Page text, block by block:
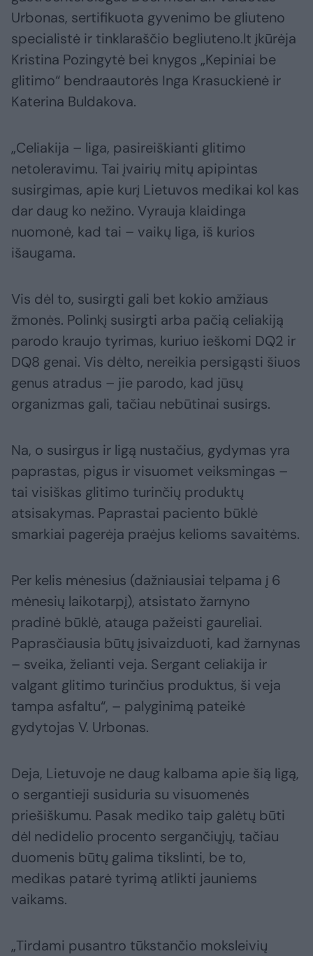
Urbonas, sertifikuota gyvenimo be gliuteno
specialistė ir tinklaraščio begliuteno.lt įkūrėja
Kristina Pozingytė bei knygos „Kepiniai be
glitimo“ bendraautorės Inga Krasuckienė ir
Katerina Buldakova.
„Celiakija – liga, pasireiškianti glitimo
netoleravimu. Tai įvairių mitų apipintas
susirgimas, apie kurį Lietuvos medikai kol kas
dar daug ko nežino. Vyrauja klaidinga
nuomonė, kad tai – vaikų liga, iš kurios
išaugama.
Vis dėl to, susirgti gali bet kokio amžiaus
žmonės. Polinkį susirgti arba pačią celiakiją
parodo kraujo tyrimas, kuriuo ieškomi DQ2 ir
DQ8 genai. Vis dėlto, nereikia persigąsti šiuos
genus atradus – jie parodo, kad jūsų
organizmas gali, tačiau nebūtinai susirgs.
Na, o susirgus ir ligą nustačius, gydymas yra
paprastas, pigus ir visuomet veiksmingas –
tai visiškas glitimo turinčių produktų
atsisakymas. Paprastai paciento būklė
smarkiai pagerėja praėjus kelioms savaitėms.
Per kelis mėnesius (dažniausiai telpama į 6
mėnesių laikotarpį), atsistato žarnyno
pradinė būklė, atauga pažeisti gaureliai.
Paprasčiausia būtų įsivaizduoti, kad žarnynas
– sveika, želianti veja. Sergant celiakija ir
valgant glitimo turinčius produktus, ši veja
tampa asfaltu“, – palyginimą pateikė
gydytojas V. Urbonas.
Deja, Lietuvoje ne daug kalbama apie šią ligą,
o sergantieji susiduria su visuomenės
priešiškumu. Pasak mediko taip galėtų būti
dėl nedidelio procento sergančiųjų, tačiau
duomenis būtų galima tikslinti, be to,
medikas patarė tyrimą atlikti jauniems
vaikams.
„Tirdami pusantro tūkstančio moksleivių